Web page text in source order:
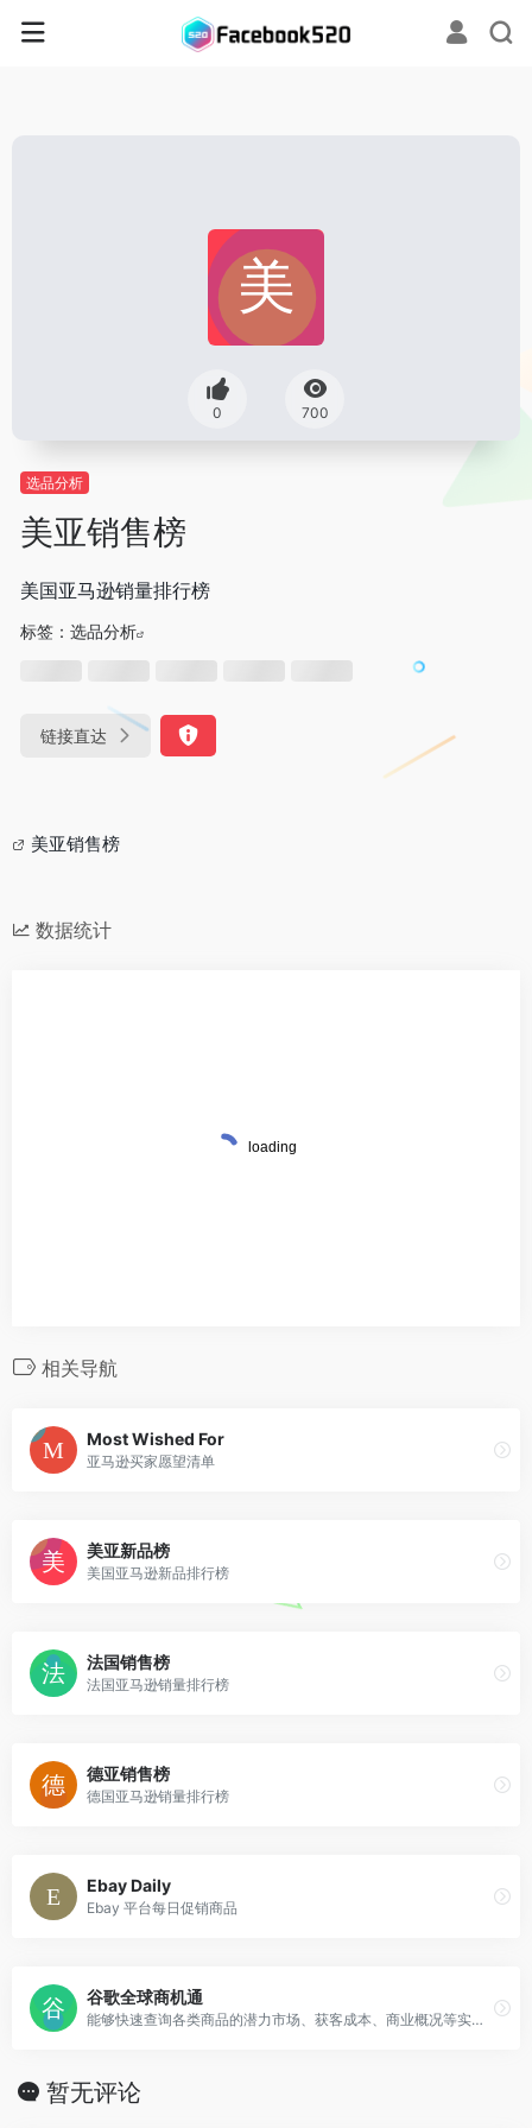
0 700
选品分析
美亚销售榜
美国亚马逊销量排行榜
标签： 选品分析
链接直达
美亚销售榜
数据统计
相关导航
Most Wished For
亚马逊买家愿望清单
美亚新品榜
美国亚马逊新品排行榜
法国销售榜
法国亚马逊销量排行榜
德亚销售榜
德国亚马逊销量排行榜
Ebay Daily
Ebay 平台每日促销商品
谷歌全球商机通
能够快速查询各类商品的潜力市场、获客成本、商业概况等实用数据。
暂无评论